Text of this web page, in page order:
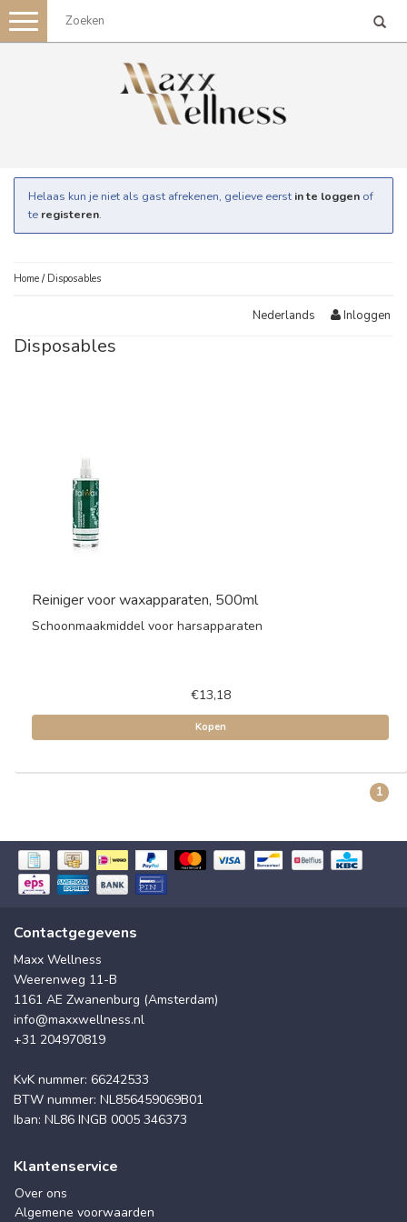
Toggle
navigation
Helaas kun je niet als gast afrekenen, gelieve eerst in te loggen of
te registeren.
Home / Disposables
Nederlands Inloggen
Disposables
Reiniger voor waxapparaten, 500ml
Schoonmaakmiddel voor harsapparaten
€13,18
Kopen
1
Contactgegevens
Maxx Wellness
Weerenweg 11-B
1161 AE Zwanenburg (Amsterdam)
info@maxxwellness.nl
+31 204970819
KvK nummer: 66242533
BTW nummer: NL856459069B01
Iban: NL86 INGB 0005 346373
Klantenservice
Over ons
Algemene voorwaarden